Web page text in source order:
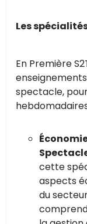
Les
En Première
spectacle,
cette
aspects
du